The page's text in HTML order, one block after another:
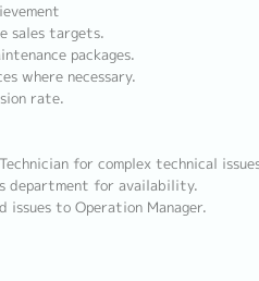
sales targets.
packages.
where necessary.
rate.
for complex technical
department for availability.
issues to Operation Manager.